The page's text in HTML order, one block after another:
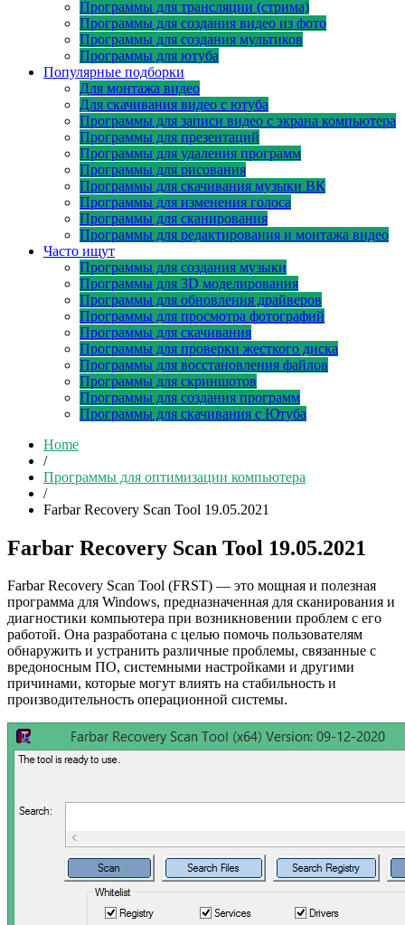
Программы для трансляции (стрима)
Программы для создания видео из фото
Программы для создания мультиков
Программы для ютуба
Популярные подборки
Для монтажа видео
Для скачивания видео с ютуба
Программы для записи видео с экрана компьютера
Программы для презентаций
Программы для удаления программ
Программы для рисования
Программы для скачивания музыки ВК
Программы для изменения голоса
Программы для сканирования
Программы для редактирования и монтажа видео
Часто ищут
Программы для создания музыки
Программы для 3D моделирования
Программы для обновления драйверов
Программы для просмотра фотографий
Программы для скачивания
Программы для проверки жесткого диска
Программы для восстановления файлов
Программы для скриншотов
Программы для создания программ
Программы для скачивания с Ютуба
Home
/
Программы для оптимизации компьютера
/
Farbar Recovery Scan Tool 19.05.2021
Farbar Recovery Scan Tool 19.05.2021
Farbar Recovery Scan Tool (FRST) — это мощная и полезная
программа для Windows, предназначенная для сканирования и
диагностики компьютера при возникновении проблем с его
работой. Она разработана с целью помочь пользователям
обнаружить и устранить различные проблемы, связанные с
вредоносным ПО, системными настройками и другими
причинами, которые могут влиять на стабильность и
производительность операционной системы.